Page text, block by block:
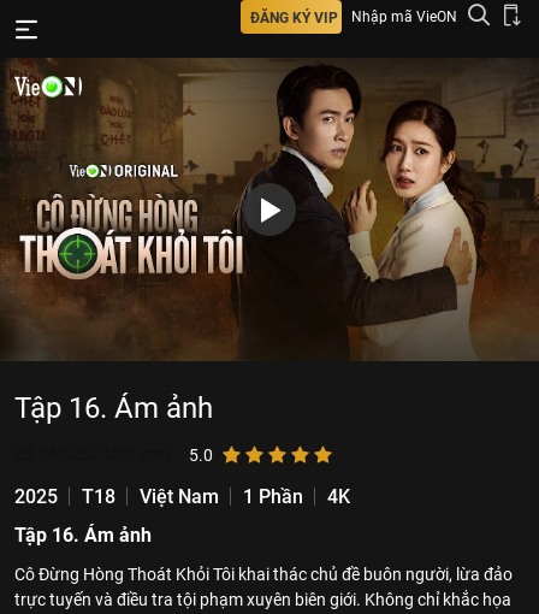
ĐĂNG KÝ VIP Nhập mã VieON
Tập 16. Ám ảnh
5.0
2025 T18 Việt Nam 1 Phần
4K
Tập 16. Ám ảnh
Cô Đừng Hòng Thoát Khỏi Tôi khai thác chủ đề buôn người, lừa đảo
trực tuyến và điều tra tội phạm xuyên biên giới. Không chỉ khắc họa